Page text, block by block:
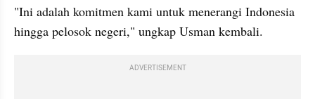
"Ini adalah komitmen kami untuk menerangi Indonesia
hingga pelosok negeri," ungkap Usman kembali.
ADVERTISEMENT